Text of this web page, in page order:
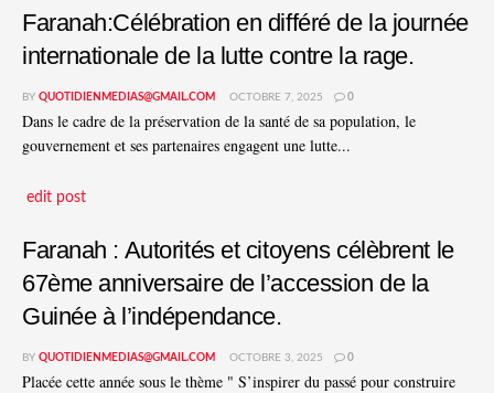
Faranah:Célébration en différé de la journée
internationale de la lutte contre la rage.
BY QUOTIDIENMEDIAS@GMAIL.COM OCTOBRE 7, 2025 0
Dans le cadre de la préservation de la santé de sa population, le
gouvernement et ses partenaires engagent une lutte...
edit post
Faranah : Autorités et citoyens célèbrent le
67ème anniversaire de l’accession de la
Guinée à l’indépendance.
BY QUOTIDIENMEDIAS@GMAIL.COM OCTOBRE 3, 2025 0
Placée cette année sous le thème " S’inspirer du passé pour construire